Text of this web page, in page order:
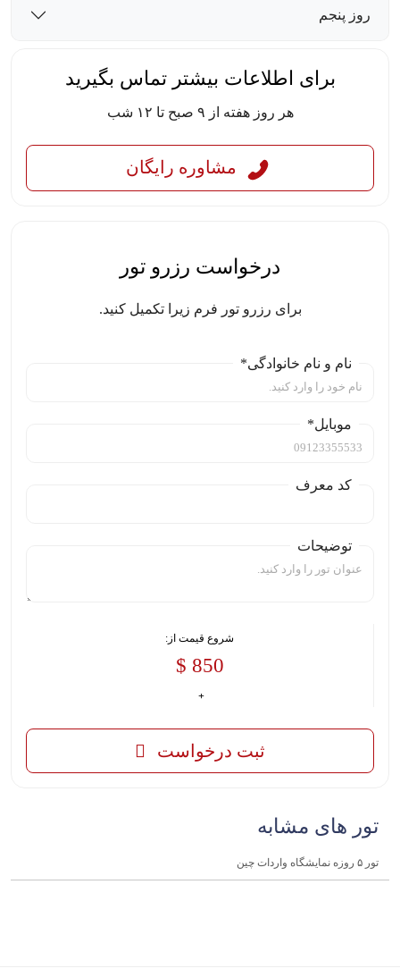
روز پنجم
برای اطلاعات بیشتر تماس بگیرید
هر روز هفته از ۹ صبح تا ۱۲ شب
مشاوره رایگان
درخواست رزرو تور
برای رزرو تور فرم زیرا تکمیل کنید.
نام و نام خانوادگی*
موبایل*
کد معرف
توضیحات
شروع قیمت از:
850 $
ثبت درخواست
تور های مشابه
تور ۵ روزه نمایشگاه واردات چین